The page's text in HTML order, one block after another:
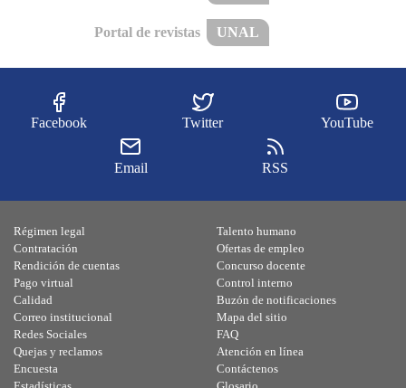
Portal de revistas UNAL
Facebook Twitter YouTube
Email RSS
Régimen legal
Contratación
Rendición de cuentas
Pago virtual
Calidad
Talento humano
Ofertas de empleo
Concurso docente
Control interno
Buzón de notificaciones
Correo institucional
Redes Sociales
Quejas y reclamos
Encuesta
Mapa del sitio
FAQ
Atención en línea
Contáctenos